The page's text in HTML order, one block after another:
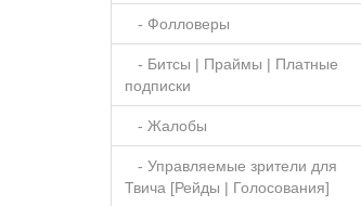
- Фолловеры
- Битсы | Праймы | Платные
подписки
- Жалобы
- Управляемые зрители для
Твича [Рейды | Голосования]